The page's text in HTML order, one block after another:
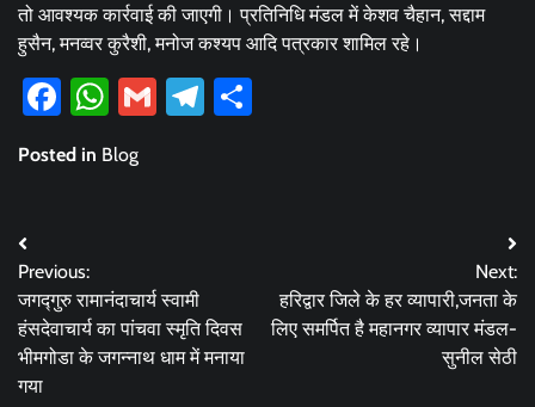
तो आवश्यक कार्रवाई की जाएगी। प्रतिनिधि मंडल में केशव चैहान, सद्दाम
हुसैन, मनव्वर कुरैशी, मनोज कश्यप आदि पत्रकार शामिल रहे।
Facebook
WhatsApp
GmailTelegram
Posted in Blog
Post
navigation
Previous:
जगद्गुरु रामानंदाचार्य स्वामी
हंसदेवाचार्य का पांचवा स्मृति दिवस
भीमगोडा के जगन्नाथ धाम में मनाया
गया
Next:
हरिद्वार जिले के हर व्यापारी,जनता के
लिए समर्पित है महानगर व्यापार मंडल-
सुनील सेठी